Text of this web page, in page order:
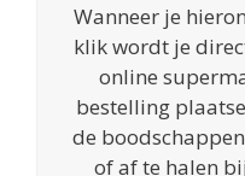
Wanneer je
klik wordt je
online
bestelling
de
of af te halen